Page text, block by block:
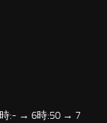
:- → 6時:50 → 7